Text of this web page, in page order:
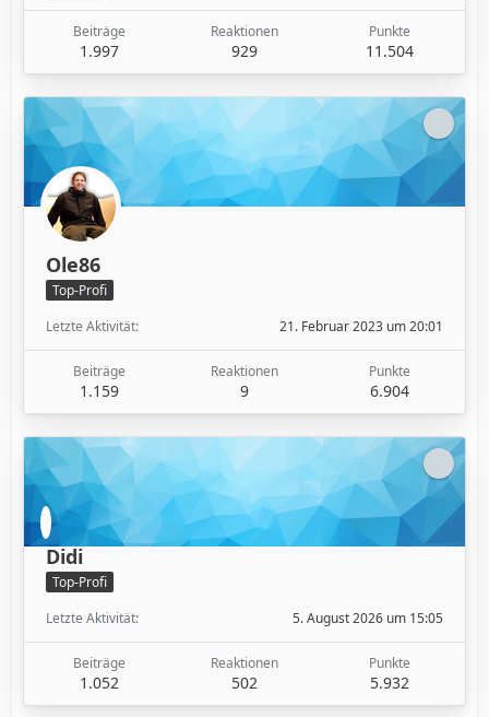
Beiträge
1.997
Reaktionen
929
Punkte
11.504
Ole86
Top-Profi
Letzte Aktivität
21. Februar 2023 um 20:01
Beiträge
1.159
Reaktionen
9
Punkte
6.904
Didi
Top-Profi
Letzte Aktivität
5. August 2026 um 15:05
Beiträge
1.052
Reaktionen
502
Punkte
5.932